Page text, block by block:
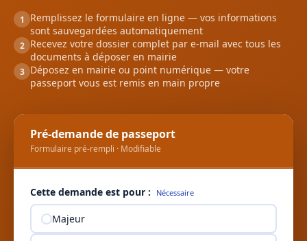
1
Remplissez le formulaire en ligne — vos informations
sont sauvegardées automatiquement
2 Recevez votre dossier complet par e-mail avec tous les
documents à déposer en mairie
3 Déposez en mairie ou point numérique — votre
passeport vous est remis en main propre
Pré-demande de passeport
Formulaire pré-rempli · Modifiable
Cette demande est pour : Nécessaire
Majeur